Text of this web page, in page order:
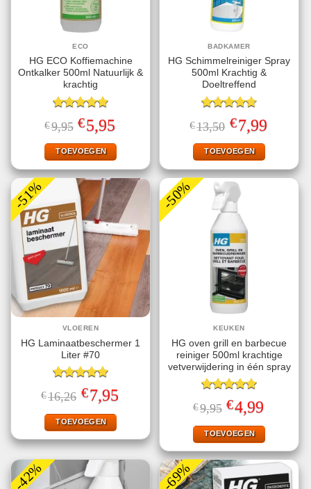
ECO
HG ECO Koffiemachine
Ontkalker 500ml Natuurlijk &
krachtig
Gewaardeerd
5.00uit 5
€9,95 Oorspronkelijke
prijs
was:
€9,95.
€5,95
is:
€5,95.
TOEVOEGEN
BADKAMER
HG Schimmelreiniger Spray
500ml Krachtig &
Doeltreffend
Gewaardeerd
4.75uit 5
€13,50 Oorspronkelijke
prijs
was:
€13,50.
€7,99Huidige
prijs
TOEVOEGEN
-51%
VLOEREN
HG Laminaatbeschermer 1
Liter #70
Gewaardeerd
5.00uit 5
€16,26 Oorspronkelijke
prijs
was:
€16,26.
€7,95prijs
TOEVOEGEN
-50%
KEUKEN
HG oven grill en barbecue
reiniger 500ml krachtige
vetverwijdering in één spray
Gewaardeerd
5.00uit 5
€9,95 Oorspronkelijke
prijs
was:
€9,95.
€4,99
is:
€4,99.
TOEVOEGEN
-42% -69%